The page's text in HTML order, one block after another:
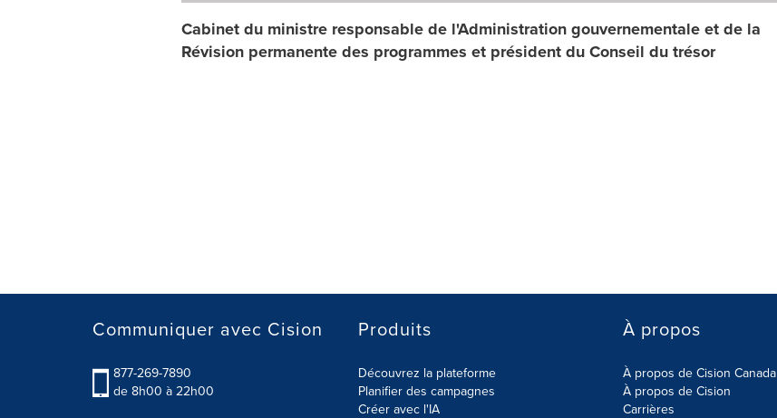
Cabinet du ministre responsable de l'Administration gouvernementale et de la
Révision permanente des programmes et président du Conseil du trésor
Communiquer avec Cision
877-269-7890
de 8h00 à 22h00
Produits
Découvrez la plateforme
Planifier des campagnes
Créer avec l'IA
À propos
À propos de Cision Canada
À propos de Cision
Carrières